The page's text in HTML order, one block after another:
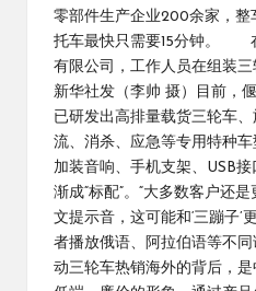
零部件生产企业200余家，整
托车最快只需要15分钟。
有限公司，工作人员在组装三
新华社发（李帅 摄）目前，
已研发出高排量载货三轮车
流、消杀、应急等专用特种
加装音响、手机支架、USB
渐成“标配”。“大多数客户还是
文提示音，这可能和‘三蹦子’
者播放俄语、阿拉伯语等不
动三轮车热销海外的背后，